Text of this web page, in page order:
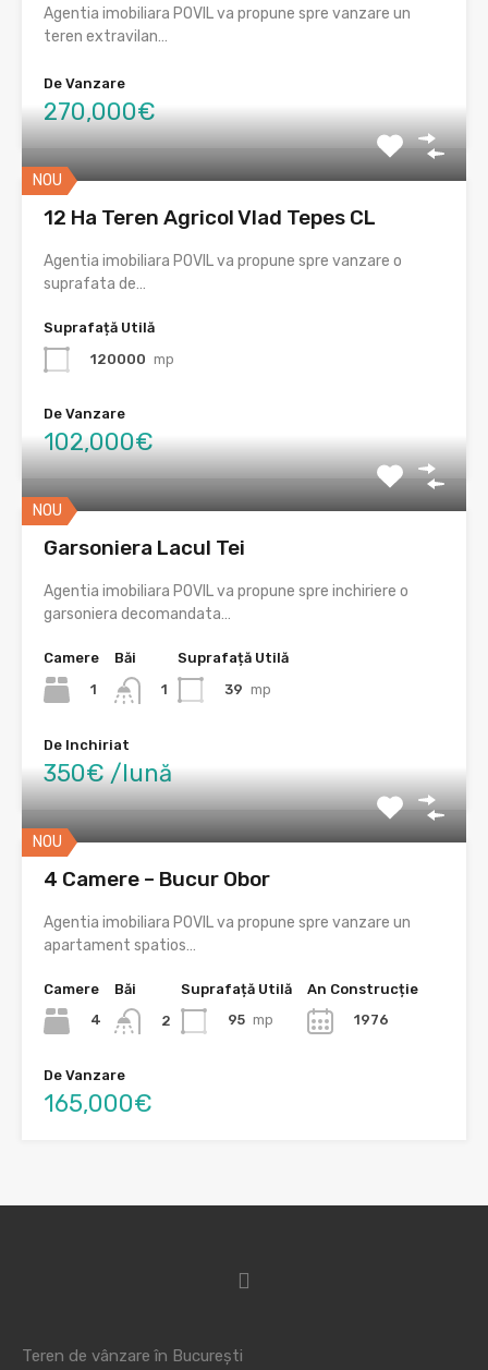
Agentia imobiliara POVIL va propune spre vanzare un
teren extravilan…
De Vanzare
270,000€
NOU
12 Ha Teren Agricol Vlad Tepes CL
Agentia imobiliara POVIL va propune spre vanzare o
suprafata de…
Suprafață Utilă
120000 mp
De Vanzare
102,000€
NOU
Garsoniera Lacul Tei
Agentia imobiliara POVIL va propune spre inchiriere o
garsoniera decomandata…
Camere
1
Băi
1
Suprafață Utilă
39 mp
De Inchiriat
350€ /lună
NOU
4 Camere – Bucur Obor
Agentia imobiliara POVIL va propune spre vanzare un
apartament spatios…
Camere
4
Băi
2
Suprafață Utilă
95 mp
An Construcție
1976
De Vanzare
165,000€
Teren de vânzare în București